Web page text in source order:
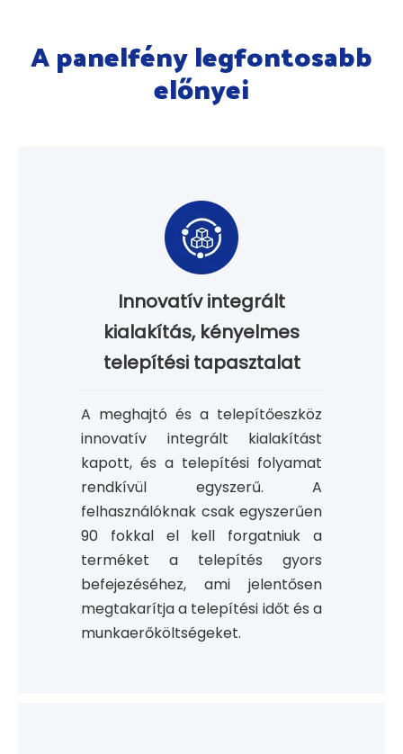
A panelfény legfontosabb
előnyei
Innovatív integrált
kialakítás, kényelmes
telepítési tapasztalat
A meghajtó és a telepítőeszköz
innovatív integrált kialakítást
kapott, és a telepítési folyamat
rendkívül egyszerű. A
felhasználóknak csak egyszerűen
90 fokkal el kell forgatniuk a
terméket a telepítés gyors
befejezéséhez, ami jelentősen
megtakarítja a telepítési időt és a
munkaerőköltségeket.